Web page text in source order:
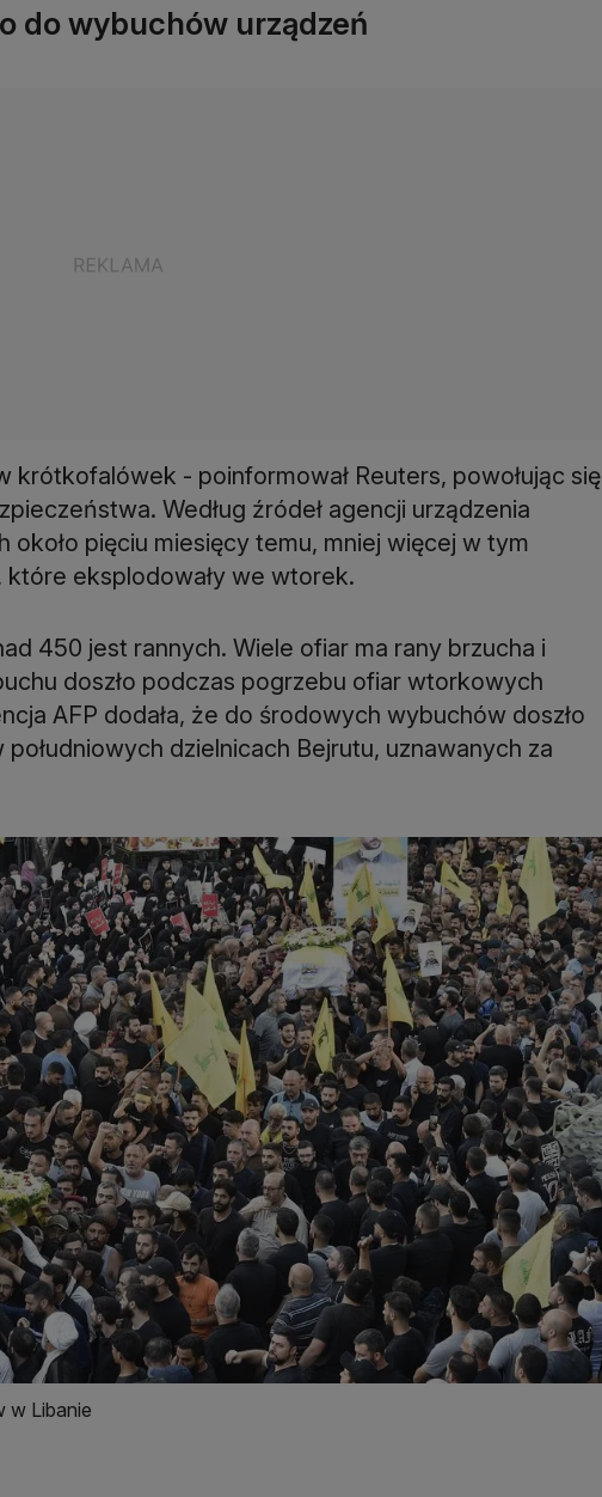
do wybuchów urządzeń
krótkofalówek - poinformował Reuters, powołując się
Według źródeł agencji urządzenia
około pięciu miesięcy temu, mniej więcej w tym
eksplodowały we wtorek.
450 jest rannych. Wiele ofiar ma rany brzucha i
doszło podczas pogrzebu ofiar wtorkowych
AFP dodała, że do środowych wybuchów doszło
południowych dzielnicach Bejrutu, uznawanych za
w Libanie